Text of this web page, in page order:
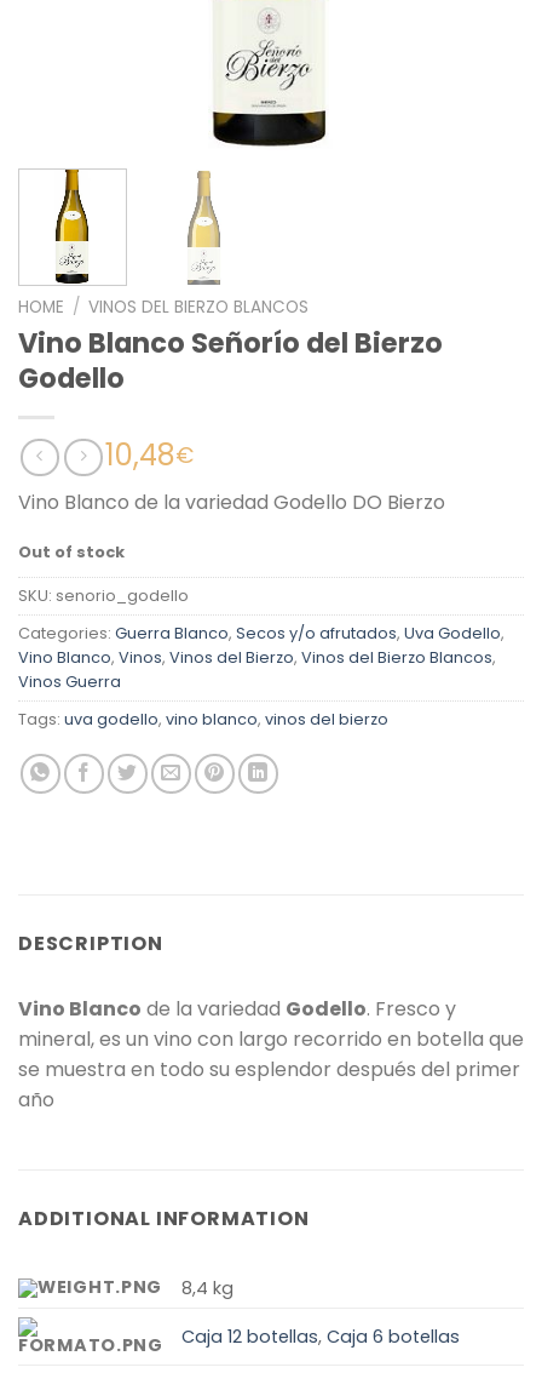
HOME / VINOS DEL BIERZO BLANCOS
Vino Blanco Señorío del Bierzo
Godello
10,48€
Vino Blanco de la variedad Godello DO Bierzo
Out of stock
SKU: senorio_godello
Categories: Guerra Blanco, Secos y/o afrutados, Uva Godello,
Vino Blanco, Vinos, Vinos del Bierzo, Vinos del Bierzo Blancos,
Vinos Guerra
Tags: uva godello, vino blanco, vinos del bierzo
DESCRIPTION
Vino Blanco de la variedad Godello. Fresco y
mineral, es un vino con largo recorrido en botella que
se muestra en todo su esplendor después del primer
año
ADDITIONAL INFORMATION
8,4 kg
Caja 12 botellas,Caja 6 botellas